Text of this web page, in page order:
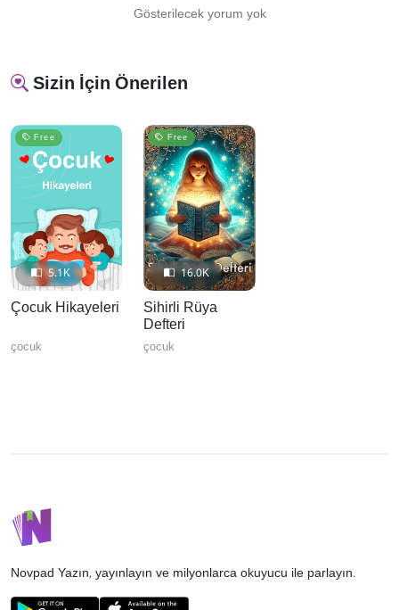
Gösterilecek yorum yok
Sizin İçin Önerilen
5.1K
Free
Çocuk Hikayeleri
çocuk
16.0K
Free
Sihirli Rüya
Defteri
çocuk
NovpadYazın, yayınlayın ve milyonlarca okuyucu ile parlayın.